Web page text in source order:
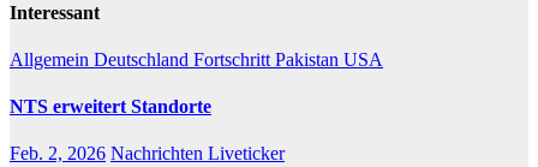
Interessant
Allgemein Deutschland Fortschritt Pakistan USA
NTS erweitert Standorte
Feb. 2, 2026 Nachrichten Liveticker